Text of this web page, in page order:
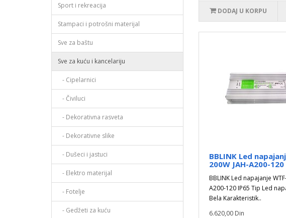
Sport i rekreacija
Stampaci i potrošni materijal
Sve za baštu
Sve za kuću i kancelariju
- Cipelarnici
- Čiviluci
- Dekorativna rasveta
- Dekorativne slike
- Dušeci i jastuci
- Elektro materijal
- Fotelje
- Gedžeti za kuću
DODAJ U KORPU
BBLINK Led
200W JAH-A200-120
BBLINK Led napajanje
A200-120 IP65 Tip Led
Bela Karakteristik..
6.620,00 Din